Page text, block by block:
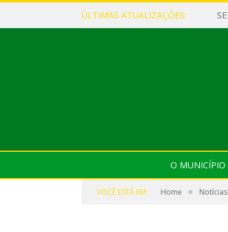
ÚLTIMAS ATUALIZAÇÕES:
O MUNICÍPIO
VOCÊ ESTÁ EM: Home » Notícias